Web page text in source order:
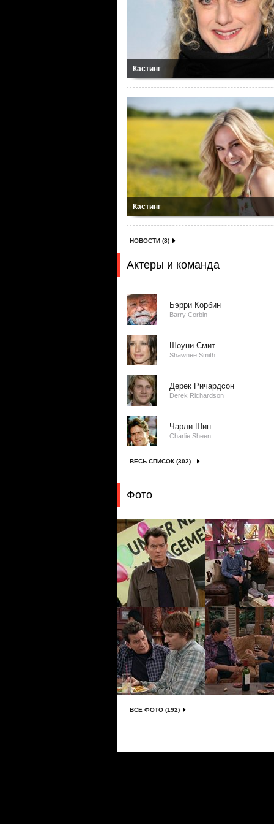
Кастинг
Кастинг
НОВОСТИ (8)
Актеры и команда
Бэрри Корбин
Barry Corbin
Шоуни Смит
Shawnee Smith
Дерек Ричардсон
Derek Richardson
Чарли Шин
Charlie Sheen
ВЕСЬ СПИСОК (302)
Фото
ВСЕ ФОТО (192)